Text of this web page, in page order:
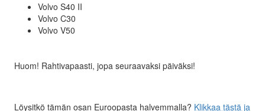
V50,
C30
määrä
Volvo S40 II
Volvo C30
Volvo V50
Huom! Rahtivapaasti, jopa seuraavaksi päiväksi!
Löysitkö tämän osan Euroopasta halvemmalla? Klikkaa tästä ja